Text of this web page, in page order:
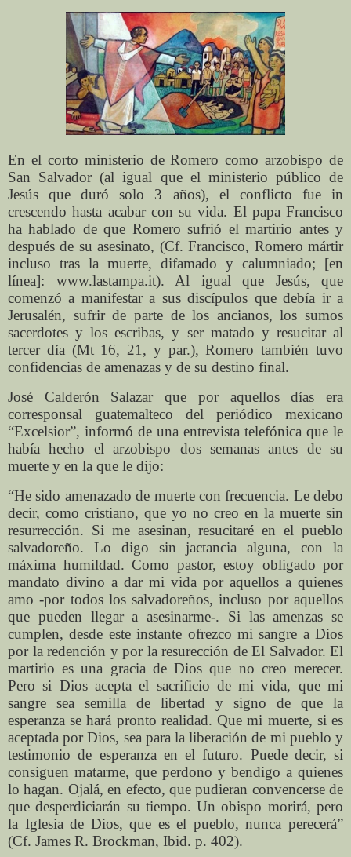
En el corto ministerio de Romero como arzobispo de
San Salvador (al igual que el ministerio público de
Jesús que duró solo 3 años), el conflicto fue in
crescendo hasta acabar con su vida. El papa Francisco
ha hablado de que Romero sufrió el martirio antes y
después de su asesinato, (Cf. Francisco, Romero mártir
incluso tras la muerte, difamado y calumniado; [en
línea]: www.lastampa.it). Al igual que Jesús, que
comenzó a manifestar a sus discípulos que debía ir a
Jerusalén, sufrir de parte de los ancianos, los sumos
sacerdotes y los escribas, y ser matado y resucitar al
tercer día (Mt 16, 21, y par.), Romero también tuvo
confidencias de amenazas y de su destino final.
José Calderón Salazar que por aquellos días era
corresponsal guatemalteco del periódico mexicano
“Excelsior”, informó de una entrevista telefónica que le
había hecho el arzobispo dos semanas antes de su
muerte y en la que le dijo:
“He sido amenazado de muerte con frecuencia. Le debo
decir, como cristiano, que yo no creo en la muerte sin
resurrección. Si me asesinan, resucitaré en el pueblo
salvadoreño. Lo digo sin jactancia alguna, con la
máxima humildad. Como pastor, estoy obligado por
mandato divino a dar mi vida por aquellos a quienes
amo -por todos los salvadoreños, incluso por aquellos
que pueden llegar a asesinarme-. Si las amenzas se
cumplen, desde este instante ofrezco mi sangre a Dios
por la redención y por la resurección de El Salvador. El
martirio es una gracia de Dios que no creo merecer.
Pero si Dios acepta el sacrificio de mi vida, que mi
sangre sea semilla de libertad y signo de que la
esperanza se hará pronto realidad. Que mi muerte, si es
aceptada por Dios, sea para la liberación de mi pueblo y
testimonio de esperanza en el futuro. Puede decir, si
consiguen matarme, que perdono y bendigo a quienes
lo hagan. Ojalá, en efecto, que pudieran convencerse de
que desperdiciarán su tiempo. Un obispo morirá, pero
la Iglesia de Dios, que es el pueblo, nunca perecerá”
(Cf. James R. Brockman, Ibid. p. 402).